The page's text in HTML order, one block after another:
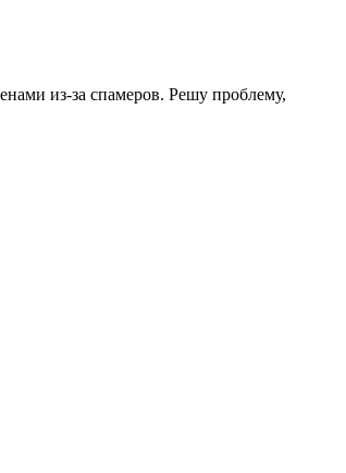
из-за спамеров. Решу проблему,